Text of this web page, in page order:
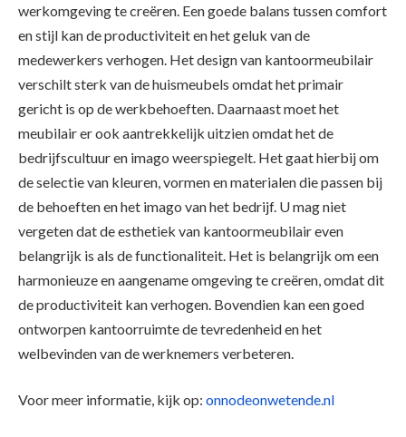
werkomgeving te creëren. Een goede balans tussen comfort
en stijl kan de productiviteit en het geluk van de
medewerkers verhogen. Het design van kantoormeubilair
verschilt sterk van de huismeubels omdat het primair
gericht is op de werkbehoeften. Daarnaast moet het
meubilair er ook aantrekkelijk uitzien omdat het de
bedrijfscultuur en imago weerspiegelt. Het gaat hierbij om
de selectie van kleuren, vormen en materialen die passen bij
de behoeften en het imago van het bedrijf. U mag niet
vergeten dat de esthetiek van kantoormeubilair even
belangrijk is als de functionaliteit. Het is belangrijk om een
harmonieuze en aangename omgeving te creëren, omdat dit
de productiviteit kan verhogen. Bovendien kan een goed
ontworpen kantoorruimte de tevredenheid en het
welbevinden van de werknemers verbeteren.
Voor meer informatie, kijk op: onnodeonwetende.nl